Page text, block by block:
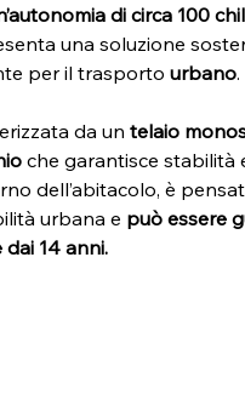
di circa 100
una soluzione
per il trasporto urbano.
da un telaio
che garantisce stabilità
dell’abitacolo, è
urbana e può essere
14 anni.